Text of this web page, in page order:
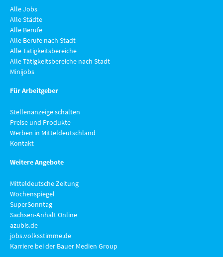
Alle Jobs
Alle Städte
Alle Berufe
Alle Berufe nach Stadt
Alle Tätigkeitsbereiche
Alle Tätigkeitsbereiche nach Stadt
Minijobs
Für Arbeitgeber
Stellenanzeige schalten
Preise und Produkte
Werben in Mitteldeutschland
Kontakt
Weitere Angebote
Mitteldeutsche Zeitung
Wochenspiegel
SuperSonntag
Sachsen-Anhalt Online
azubis.de
jobs.volksstimme.de
Karriere bei der Bauer Medien Group